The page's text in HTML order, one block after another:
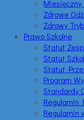
Miesięczny
Zdrowe
Zdrowy
Prawo Szkolne
Statut
Statut
Statut
Program
Standardy
Regulamin
Regulamin